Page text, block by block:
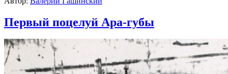
Первый поцелуй Ара-губы